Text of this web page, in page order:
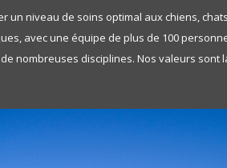
niveau de soins optimal aux chiens,
avec une équipe de plus de 100
de nombreuses disciplines. Nos valeurs